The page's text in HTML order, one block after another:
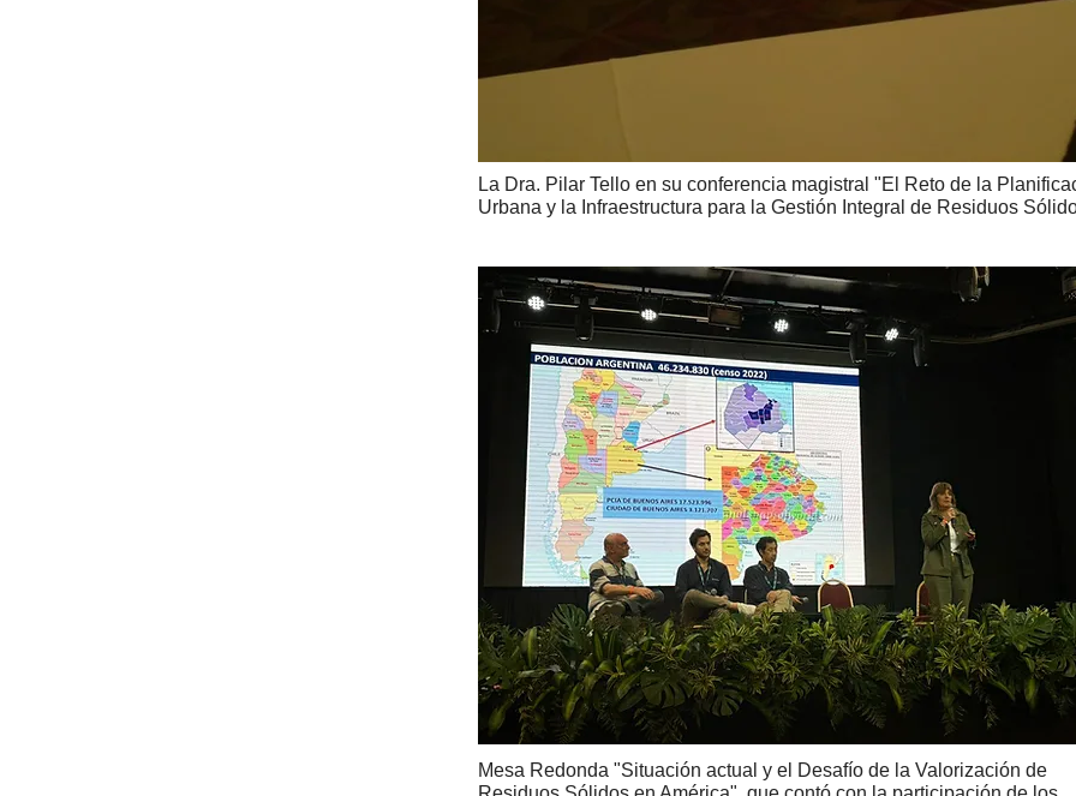
La Dra. Pilar Tello en su conferencia magistral "El Reto de la
Urbana y la Infraestructura para la Gestión Integral de Residuos
Mesa Redonda "Situación actual y el Desafío de la Valorización de